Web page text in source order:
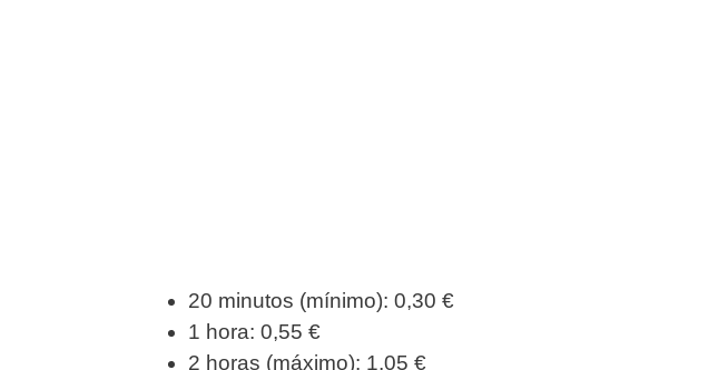
20 minutos (mínimo): 0,30 €
1 hora: 0,55 €
2 horas (máximo): 1,05 €